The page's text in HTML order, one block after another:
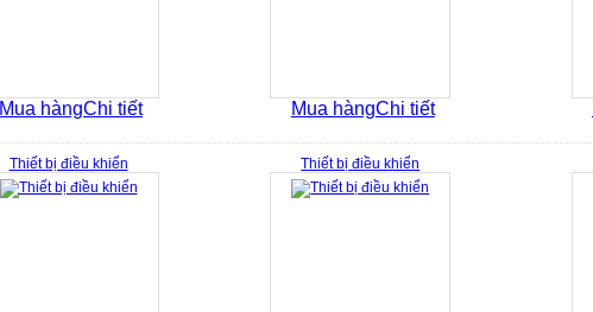
Mua hàngChi tiết Mua hàngChi tiết
Thiết bị điều khiển Thiết bị điều khiển